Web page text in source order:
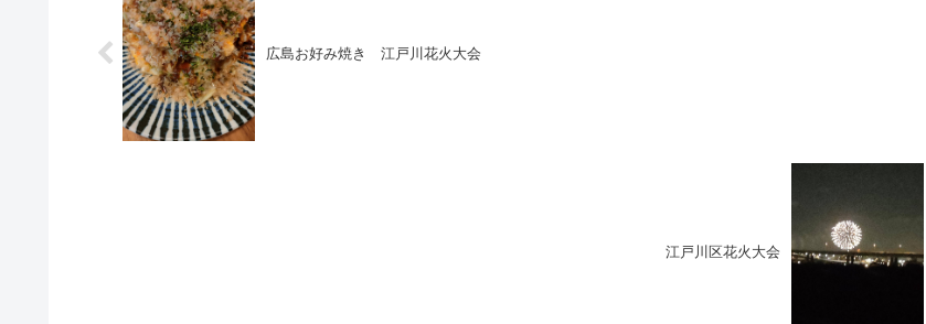
広島お好み焼き 江戸川花火大会
江戸川区花火大会